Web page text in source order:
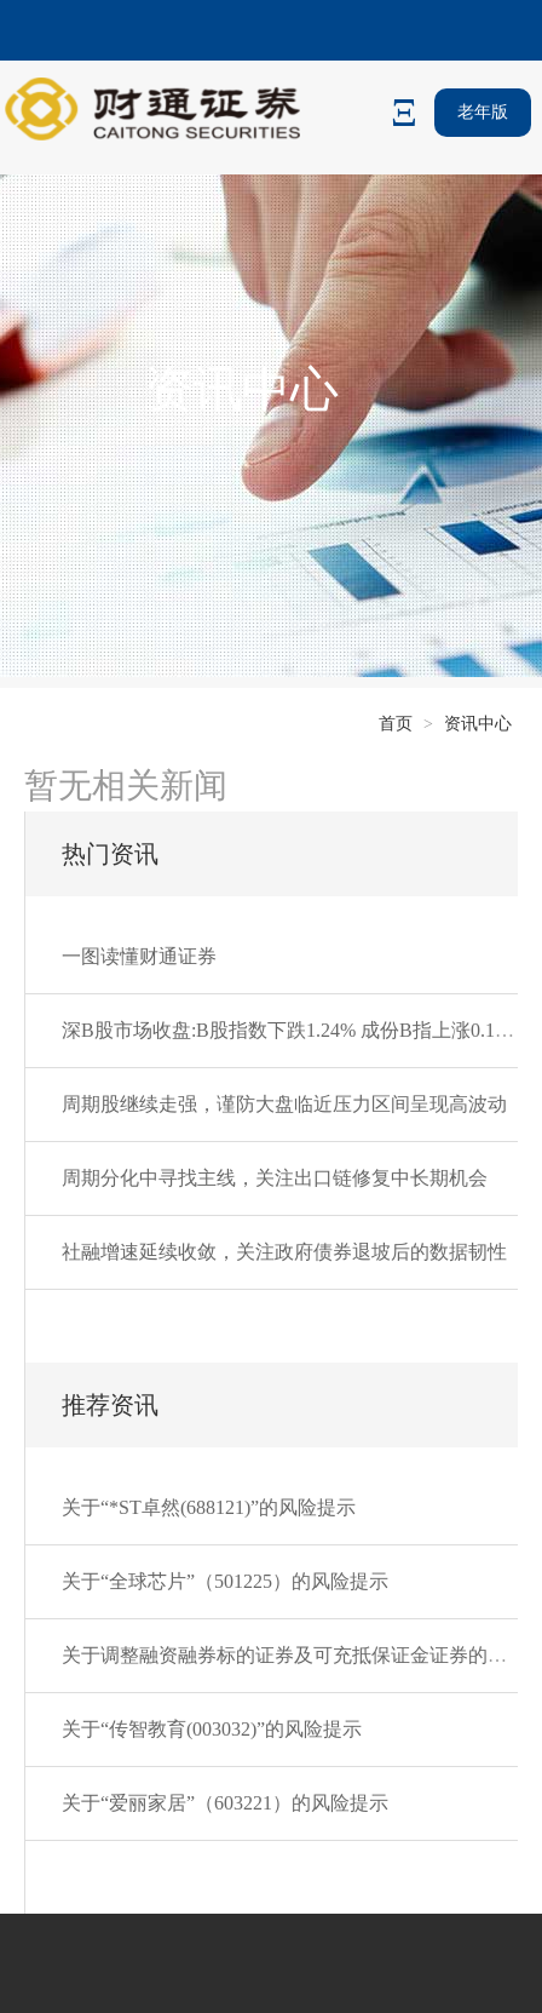
老年版
资讯中心
首页 > 资讯中心
暂无相关新闻
热门资讯
一图读懂财通证券
深B股市场收盘:B股指数下跌1.24% 成份B指上涨0.13%
周期股继续走强，谨防大盘临近压力区间呈现高波动
周期分化中寻找主线，关注出口链修复中长期机会
社融增速延续收敛，关注政府债券退坡后的数据韧性
推荐资讯
关于“*ST卓然(688121)”的风险提示
关于“全球芯片”（501225）的风险提示
关于调整融资融券标的证券及可充抵保证金证券的通知20260806
关于“传智教育(003032)”的风险提示
关于“爱丽家居”（603221）的风险提示